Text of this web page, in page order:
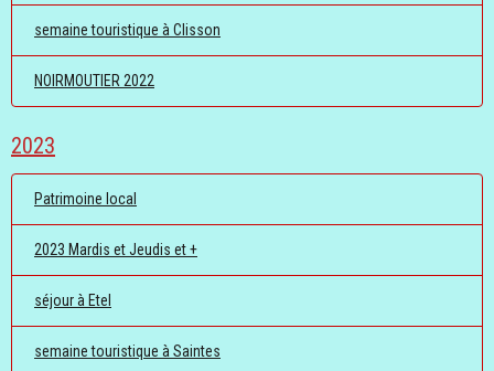
semaine touristique à Clisson
NOIRMOUTIER 2022
2023
Patrimoine local
2023 Mardis et Jeudis et +
séjour à Etel
semaine touristique à Saintes